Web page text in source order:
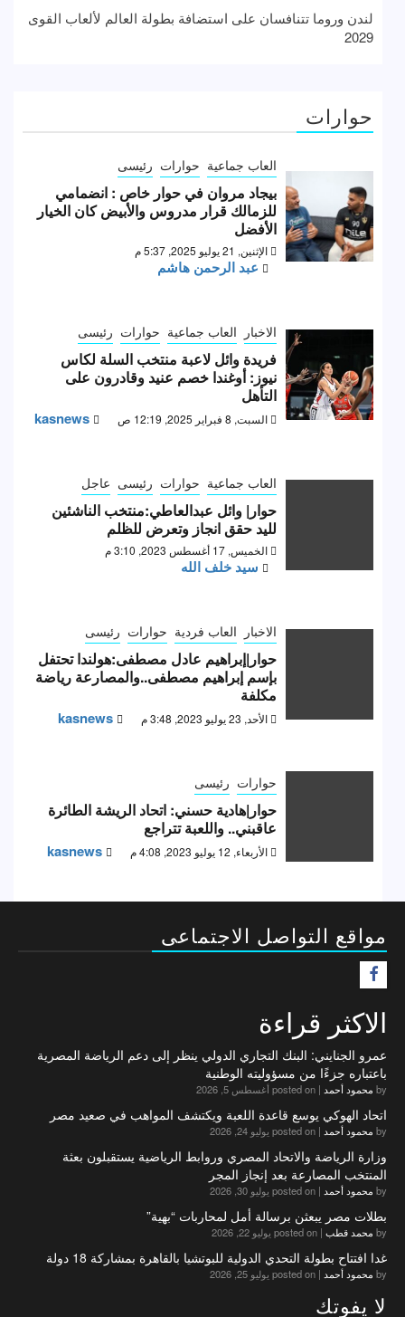
لندن وروما تتنافسان على استضافة بطولة العالم لألعاب القوى
2029
حوارات
العاب جماعية حوارات رئيسى
بيجاد مروان في حوار خاص : انضمامي
للزمالك قرار مدروس والأبيض كان الخيار
الأفضل
الإثنين, 21 يوليو 2025, 5:37 م
عبد الرحمن هاشم
الاخبار العاب جماعية حوارات رئيسى
فريدة وائل لاعبة منتخب السلة لكاس
نيوز: أوغندا خصم عنيد وقادرون على
التأهل
السبت, 8 فبراير 2025, 12:19 ص kasnews
العاب جماعية حوارات رئيسى عاجل
حوار| وائل عبدالعاطي:منتخب الناشئين
لليد حقق انجاز وتعرض للظلم
الخميس, 17 أغسطس 2023, 3:10 م
سيد خلف الله
الاخبار العاب فردية حوارات رئيسى
حوار|إبراهيم عادل مصطفى:هولندا تحتفل
بإسم إبراهيم مصطفى..والمصارعة رياضة
مكلفة
الأحد, 23 يوليو 2023, 3:48 م kasnews
حوارات رئيسى
حوار|هادية حسني: اتحاد الريشة الطائرة
عاقبني.. واللعبة تتراجع
الأربعاء, 12 يوليو 2023, 4:08 م kasnews
مواقع التواصل الاجتماعى
الاكثر قراءة
عمرو الجنايني: البنك التجاري الدولي ينظر إلى دعم الرياضة المصرية
باعتباره جزءًا من مسؤوليته الوطنية
by محمود أحمد | posted on أغسطس 5, 2026
اتحاد الهوكي يوسع قاعدة اللعبة ويكتشف المواهب في صعيد مصر
by محمود أحمد | posted on يوليو 24, 2026
وزارة الرياضة والاتحاد المصري وروابط الرياضية يستقبلون بعثة
المنتخب المصارعة بعد إنجاز المجر
by محمود أحمد | posted on يوليو 30, 2026
بطلات مصر يبعثن برسالة أمل لمحاربات “بهية”
by محمد قطب | posted on يوليو 22, 2026
غدا افتتاح بطولة التحدي الدولية للبوتشيا بالقاهرة بمشاركة 18 دولة
by محمود أحمد | posted on يوليو 25, 2026
لا يفوتك